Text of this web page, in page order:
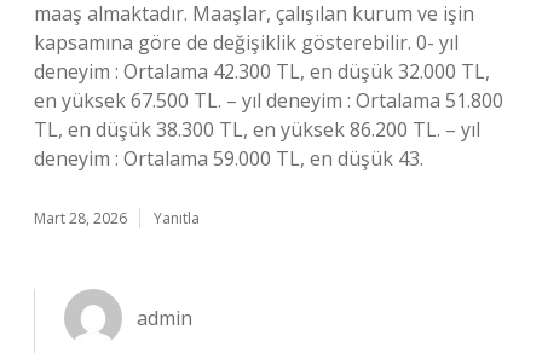
maaş almaktadır. Maaşlar, çalışılan kurum ve işin
kapsamına göre de değişiklik gösterebilir. 0- yıl
deneyim : Ortalama 42.300 TL, en düşük 32.000 TL,
en yüksek 67.500 TL. – yıl deneyim : Ortalama 51.800
TL, en düşük 38.300 TL, en yüksek 86.200 TL. – yıl
deneyim : Ortalama 59.000 TL, en düşük 43.
Mart 28, 2026 Yanıtla
admin